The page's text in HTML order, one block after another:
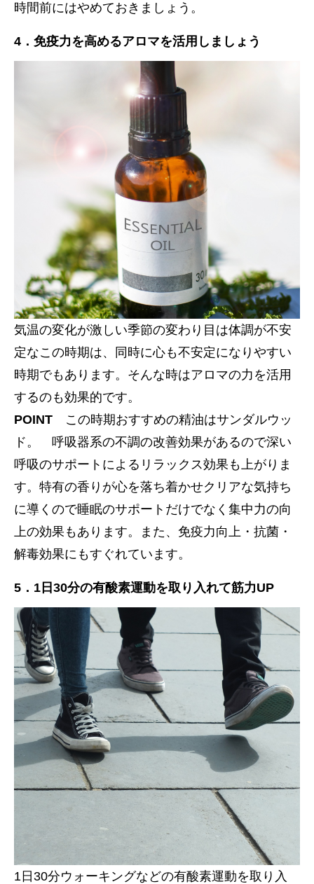
時間前にはやめておきましょう。
4． 免疫力を高めるアロマを活用しましょう
気温の変化が激しい季節の変わり目は体調が不安
定なこの時期は、同時に心も不安定になりやすい
時期でもあります。そんな時はアロマの力を活用
するのも効果的です。
POINT この時期おすすめの精油はサンダルウッ
ド。 呼吸器系の不調の改善効果があるので深い
呼吸のサポートによるリラックス効果も上がりま
す。特有の香りが心を落ち着かせクリアな気持ち
に導くので睡眠のサポートだけでなく集中力の向
上の効果もあります。また、免疫力向上・抗菌・
解毒効果にもすぐれています。
5． 1日30分の有酸素運動を取り入れて筋力UP
1日30分ウォーキングなどの有酸素運動を取り入